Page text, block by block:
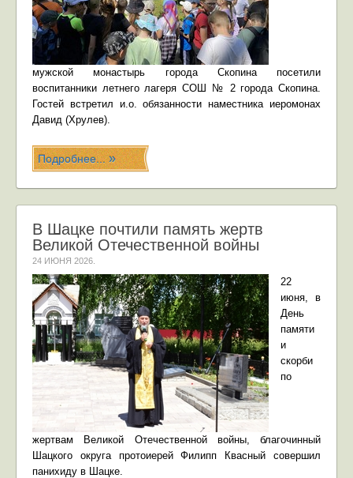
мужской монастырь города Скопина посетили
воспитанники летнего лагеря СОШ № 2 города Скопина.
Гостей встретил и.о. обязанности наместника иеромонах
Давид (Хрулев).
Подробнее...
В Шацке почтили память жертв
Великой Отечественной войны
24 ИЮНЯ 2026
22
июня, в
День
памяти
и
скорби
по
жертвам Великой Отечественной войны, благочинный
Шацкого округа протоиерей Филипп Квасный совершил
панихиду в Шацке.